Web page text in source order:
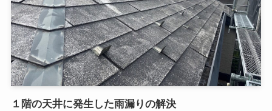
１階の天井に発生した雨漏りの解決